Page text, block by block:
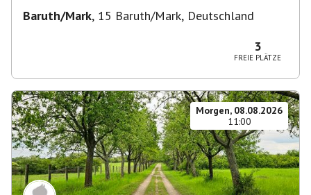
Baruth/Mark, 15 Baruth/Mark, Deutschland
3
FREIE PLÄTZE
Morgen, 08.08.2026
11:00